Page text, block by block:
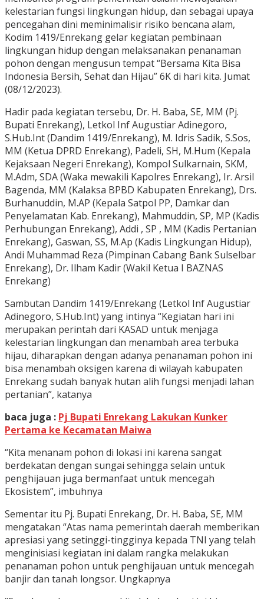
kelestarian fungsi lingkungan hidup, dan sebagai upaya
pencegahan dini meminimalisir risiko bencana alam,
Kodim 1419/Enrekang gelar kegiatan pembinaan
lingkungan hidup dengan melaksanakan penanaman
pohon dengan mengusun tempat “Bersama Kita Bisa
Indonesia Bersih, Sehat dan Hijau” 6K di hari kita. Jumat
(08/12/2023).
Hadir pada kegiatan tersebu, Dr. H. Baba, SE, MM (Pj.
Bupati Enrekang), Letkol Inf Augustiar Adinegoro,
S.Hub.Int (Dandim 1419/Enrekang), M. Idris Sadik, S.Sos,
MM (Ketua DPRD Enrekang), Padeli, SH, M.Hum (Kepala
Kejaksaan Negeri Enrekang), Kompol Sulkarnain, SKM,
M.Adm, SDA (Waka mewakili Kapolres Enrekang), Ir. Arsil
Bagenda, MM (Kalaksa BPBD Kabupaten Enrekang), Drs.
Burhanuddin, M.AP (Kepala Satpol PP, Damkar dan
Penyelamatan Kab. Enrekang), Mahmuddin, SP, MP (Kadis
Perhubungan Enrekang), Addi , SP , MM (Kadis Pertanian
Enrekang), Gaswan, SS, M.Ap (Kadis Lingkungan Hidup),
Andi Muhammad Reza (Pimpinan Cabang Bank Sulselbar
Enrekang), Dr. Ilham Kadir (Wakil Ketua I BAZNAS
Enrekang)
Sambutan Dandim 1419/Enrekang (Letkol Inf Augustiar
Adinegoro, S.Hub.Int) yang intinya “Kegiatan hari ini
merupakan perintah dari KASAD untuk menjaga
kelestarian lingkungan dan menambah area terbuka
hijau, diharapkan dengan adanya penanaman pohon ini
bisa menambah oksigen karena di wilayah kabupaten
Enrekang sudah banyak hutan alih fungsi menjadi lahan
pertanian”, katanya
baca juga : Pj Bupati Enrekang Lakukan Kunker
Pertama ke Kecamatan Maiwa
“Kita menanam pohon di lokasi ini karena sangat
berdekatan dengan sungai sehingga selain untuk
penghijauan juga bermanfaat untuk mencegah
Ekosistem”, imbuhnya
Sementar itu Pj. Bupati Enrekang, Dr. H. Baba, SE, MM
mengatakan “Atas nama pemerintah daerah memberikan
apresiasi yang setinggi-tingginya kepada TNI yang telah
menginisiasi kegiatan ini dalam rangka melakukan
penanaman pohon untuk penghijauan untuk mencegah
banjir dan tanah longsor. Ungkapnya